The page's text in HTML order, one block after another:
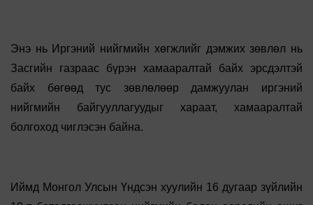
Энэ нь Иргэний нийгмийн хөгжлийг дэмжих зөвлөл нь
Засгийн газраас бүрэн хамааралтай байх эрсдэлтэй
байх бөгөөд тус зөвлөлөөр дамжуулан иргэний
нийгмийн байгууллагуудыг хараат, хамааралтай
болгоход чиглэсэн байна.
Иймд Монгол Улсын Үндсэн хуулийн 16 дугаар зүйлийн